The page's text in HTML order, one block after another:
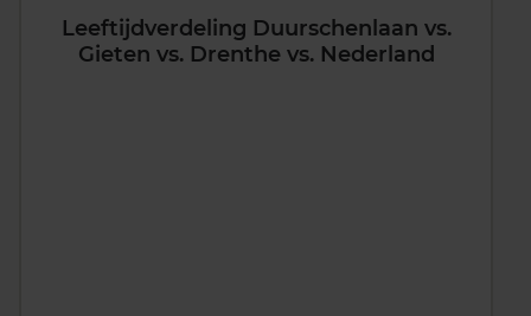
Leeftijdverdeling Duurschenlaan vs.
Gieten vs. Drenthe vs. Nederland